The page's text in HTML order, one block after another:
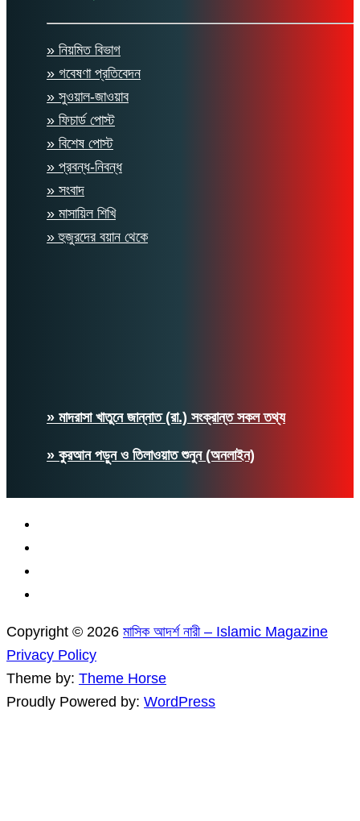
» নিয়মিত বিভাগ
» গবেষণা প্রতিবেদন
» সুওয়াল-জাওয়াব
» ফিচার্ড পোস্ট
» বিশেষ পোস্ট
» প্রবন্ধ-নিবন্ধ
» সংবাদ
» মাসায়িল শিখি
» হুজুরদের বয়ান থেকে
» মাদরাসা খাতুনে জান্নাত (রা.) সংক্রান্ত সকল তথ্য
» কুরআন পড়ুন ও তিলাওয়াত শুনুন (অনলাইন)
Copyright © 2026 মাসিক আদর্শ নারী – Islamic Magazine
Privacy Policy
Theme by: Theme Horse
Proudly Powered by: WordPress